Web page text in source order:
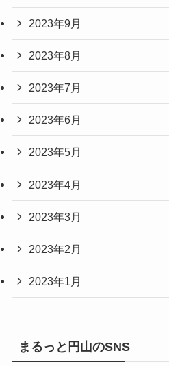
2023年9月
2023年8月
2023年7月
2023年6月
2023年5月
2023年4月
2023年3月
2023年2月
2023年1月
まるっと円山のSNS